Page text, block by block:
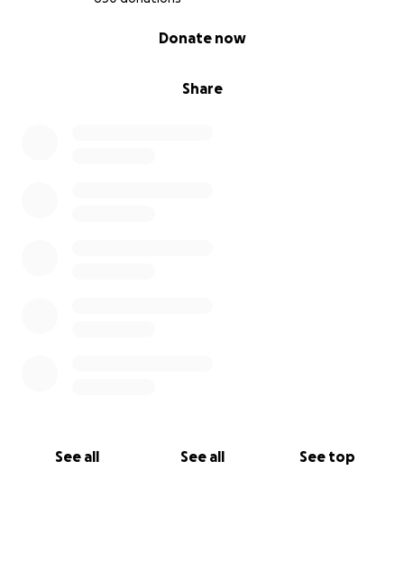
Share
Donate now
See all See all See top
Für Thilo. Für Leni. Für Tommi. Für Caro.